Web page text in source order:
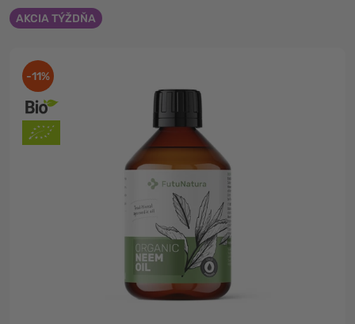
AKCIA TÝŽDŇA
-11%